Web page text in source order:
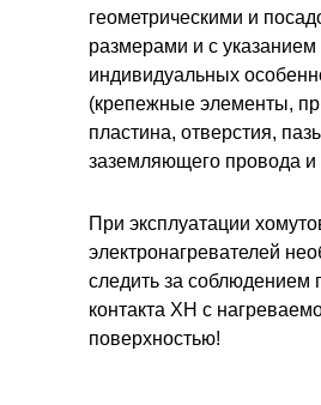
геометрическими и
размерами и с указанием
индивидуальных
(крепежные элементы,
пластина, отверстия,
заземляющего провода и
При эксплуатации
электронагревателей
следить за соблюдением
контакта ХН с
поверхностью!